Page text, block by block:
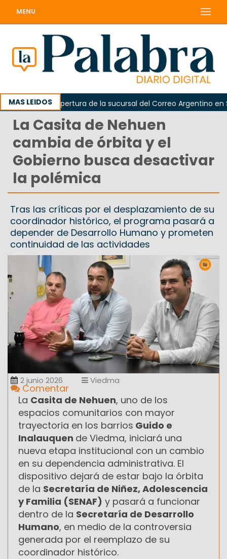
MENU
MAS LEIDOS
la reapertura de la sucursal del Correo Argentino en Sierra
La Casita de Nehuen
cambia de órbita y el
Gobierno busca desactivar
la polémica
Tras las críticas por el desplazamiento de su
coordinador histórico, el programa pasará a
depender de Desarrollo Humano y prometen
continuidad de las actividades
2 junio 2026 Viedma
Comentar
La Casita de Nehuen, uno de los
espacios comunitarios con mayor
trayectoria en los barrios Guido e
Inalauquen de Viedma, iniciará una
nueva etapa institucional con un cambio
en su dependencia administrativa. El
dispositivo dejará de estar bajo la órbita
de la Secretaría de Niñez, Adolescencia
y Familia (SENAF) y pasará a funcionar
dentro de la Secretaría de Desarrollo
Humano, en medio de la controversia
generada por el reemplazo de su
coordinador histórico.